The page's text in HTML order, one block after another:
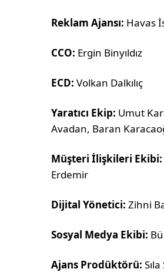
Reklam Ajansı: Havas
CCO: Ergin Binyıldız
ECD:Volkan Dalkılıç
Yaratıcı Ekip: Umut
Avadan, Baran
Müşteri İlişkileri Ekibi:
Erdemir
Dijital Yönetici: Zihni
Sosyal Medya Ekibi:
Ajans Prodüktörü: